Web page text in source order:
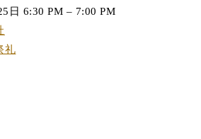
日 6:30 PM – 7:00 PM
礼